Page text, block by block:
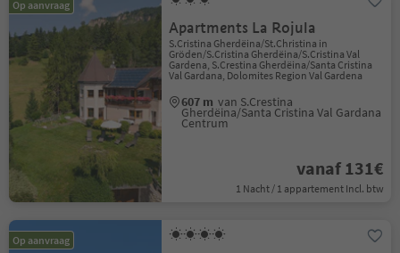
Op aanvraag
Apartments La Rojula
S.Cristina Gherdëina/St.Christina in
Gröden/S.Cristina Gherdëina/S.Cristina Val
Gardena, S.Crestina Gherdëina/Santa Cristina
Val Gardana, Dolomites Region Val Gardena
607 m van S.Crestina
Gherdëina/Santa Cristina Val Gardana
Centrum
vanaf 131€
1 Nacht / 1 appartement Incl. btw
Op aanvraag